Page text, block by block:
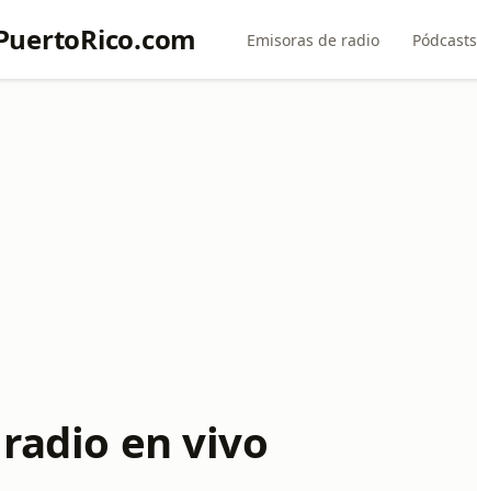
Emisoras de radio Pódcasts
en vivo